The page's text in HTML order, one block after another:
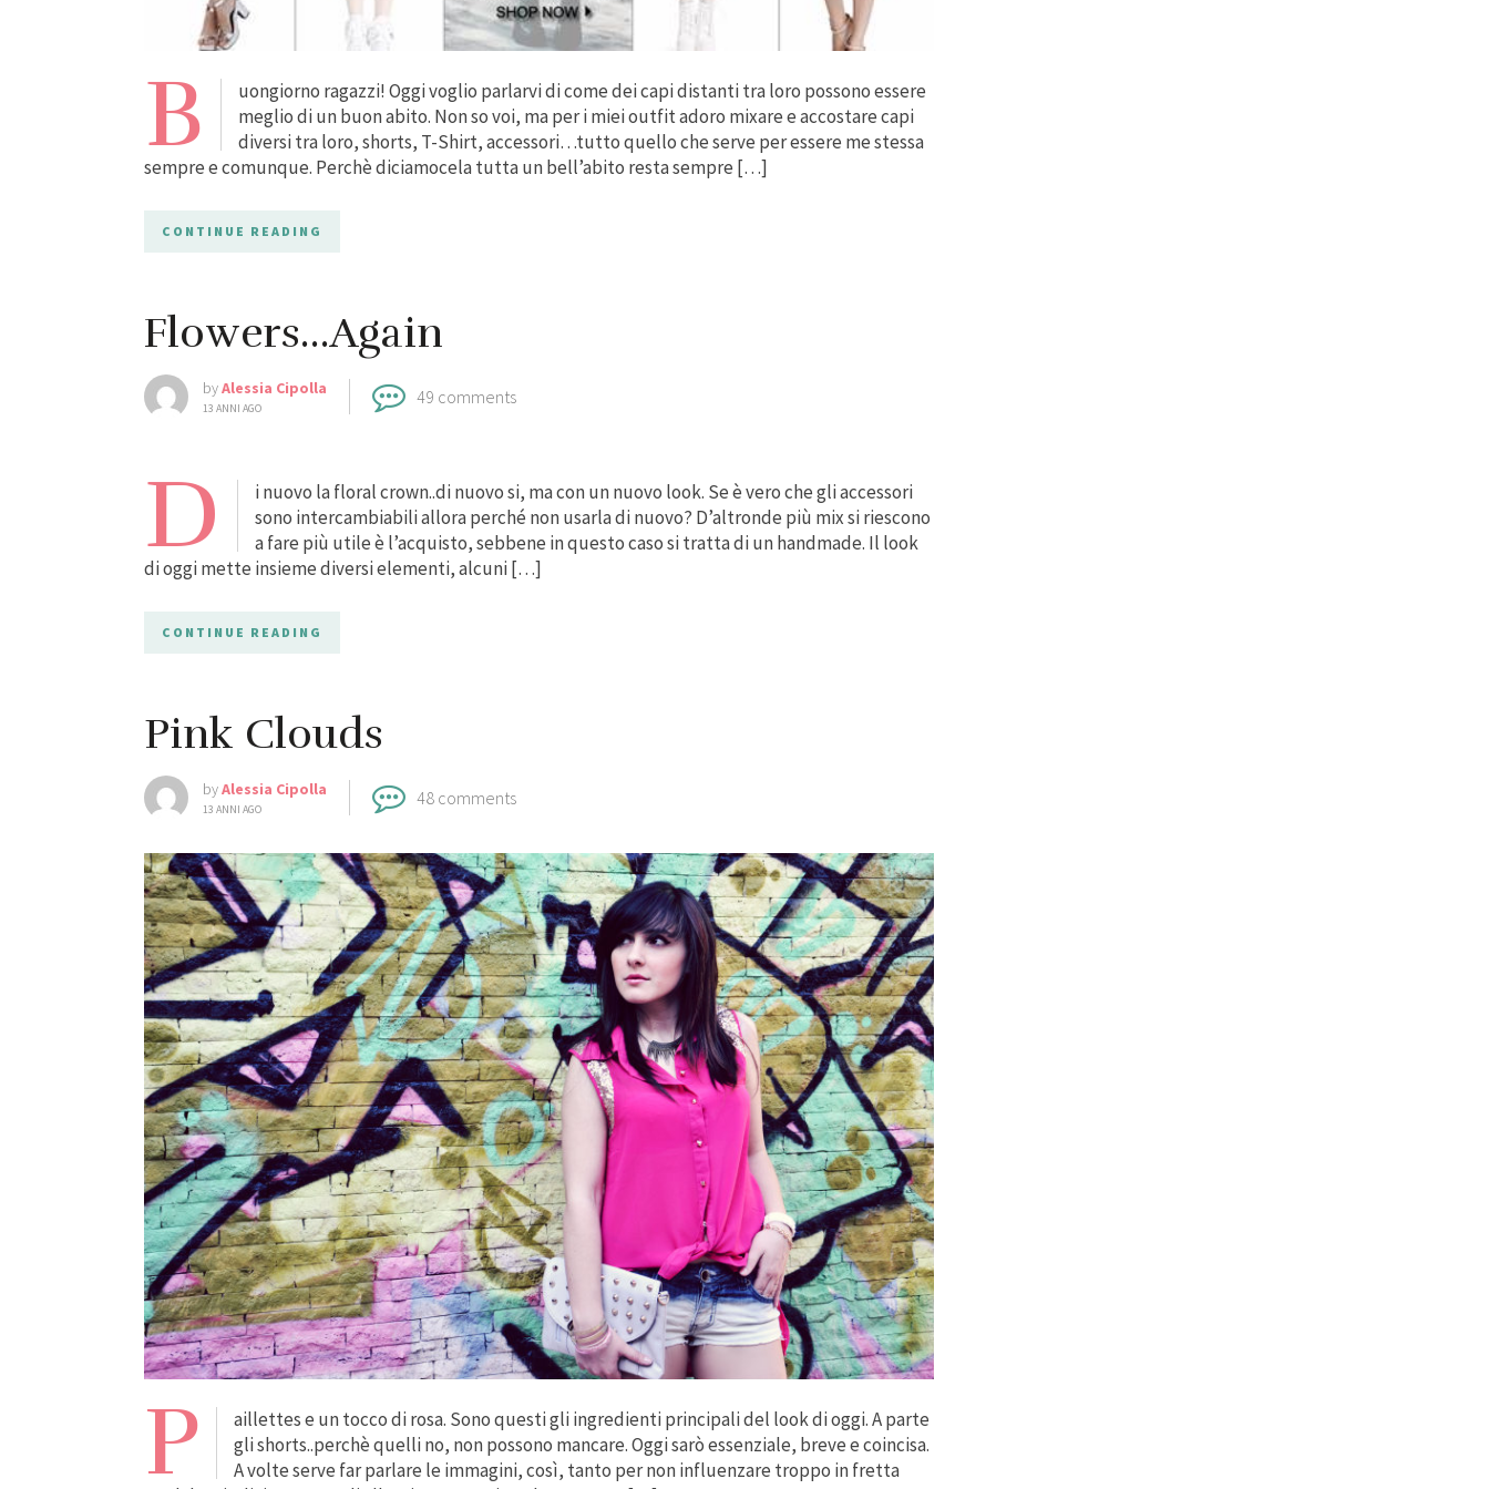
B
uongiorno ragazzi! Oggi voglio parlarvi di come dei capi distanti tra loro possono essere
meglio di un buon abito. Non so voi, ma per i miei outfit adoro mixare e accostare capi
diversi tra loro, shorts, T-Shirt, accessori…tutto quello che serve per essere me stessa
sempre e comunque. Perchè diciamocela tutta un bell’abito resta sempre […]
CONTINUE READING
Flowers…Again
byAlessia Cipolla
13 ANNI AGO
49 comments
D
i nuovo la floral crown..di nuovo si, ma con un nuovo look. Se è vero che gli accessori
sono intercambiabili allora perché non usarla di nuovo? D’altronde più mix si riescono
a fare più utile è l’acquisto, sebbene in questo caso si tratta di un handmade. Il look
di oggi mette insieme diversi elementi, alcuni […]
CONTINUE READING
Pink Clouds
byAlessia Cipolla
13 ANNI AGO
48 comments
P
aillettes e un tocco di rosa. Sono questi gli ingredienti principali del look di oggi. A parte
gli shorts..perchè quelli no, non possono mancare. Oggi sarò essenziale, breve e coincisa.
A volte serve far parlare le immagini, così, tanto per non influenzare troppo in fretta